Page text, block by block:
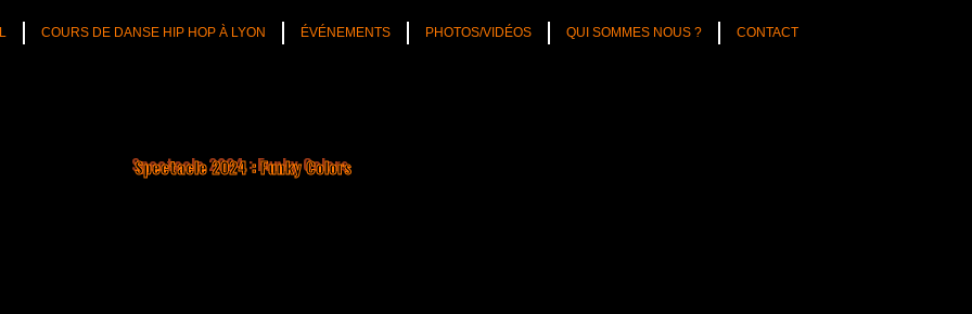
COURS DE DANSE HIP HOP À LYON ÉVÉNEMENTS PHOTOS/VIDÉOS QUI SOMMES NOUS ? CONTACT
Spectacle 2024 : Funky Colors